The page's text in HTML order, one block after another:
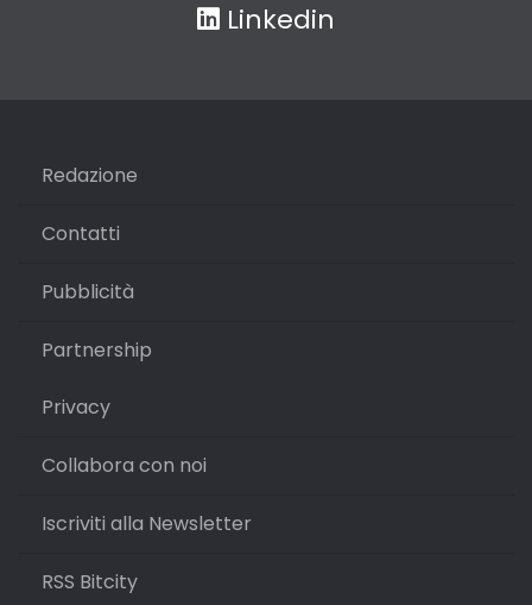
Linkedin
Redazione
Contatti
Pubblicità
Partnership
Privacy
Collabora con noi
Iscriviti alla Newsletter
RSS Bitcity